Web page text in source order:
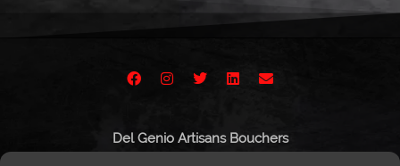
Del Genio Artisans Bouchers